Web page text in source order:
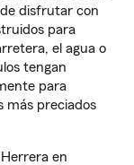
disfrutar con
para
el agua o
tengan
para
más preciados
en